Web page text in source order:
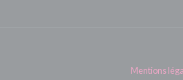
Mentions